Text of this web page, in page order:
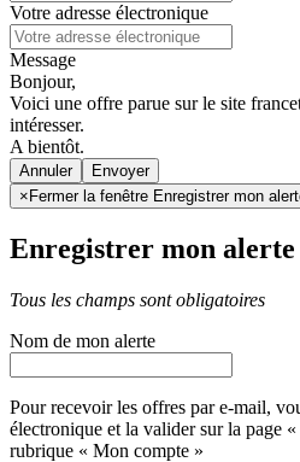
Votre adresse électronique
Message
Bonjour,
Voici une offre parue sur le site
intéresser.
A bientôt.
Annuler
× Fermer la fenêtre Enregistrer mon
Enregistrer mon alerte
Tous les champs sont obligatoires
Nom de mon alerte
Pour recevoir les offres par e-mail,
électronique et la valider sur la page «
rubrique « Mon compte »